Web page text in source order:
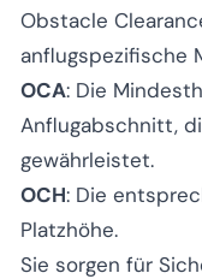
Obstacle
anflugspezifische
OCA: Die
Anflugabschnitt,
gewährleistet.
OCH: Die
Platzhöhe.
Sie sorgen für